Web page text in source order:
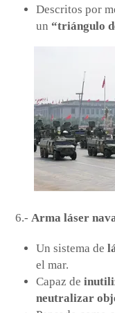
Descritos por
un “triángulo
6.- Arma láser
Un sistema de
el mar.
Capaz de
neutralizar